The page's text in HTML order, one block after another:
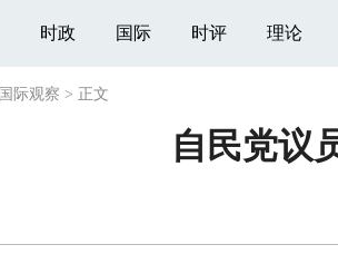
时政 国际 时评 理论
国际观察 > 正文
自民党议